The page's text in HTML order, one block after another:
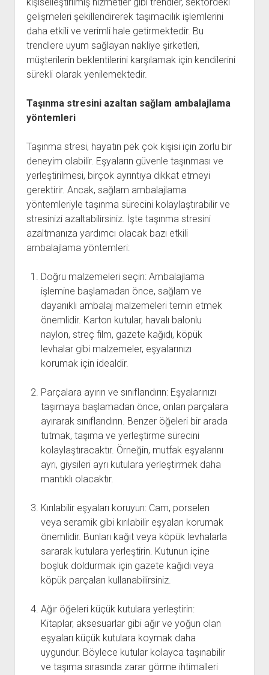
gelişmeleri şekillendirerek taşımacılık işlemlerini
daha etkili ve verimli hale getirmektedir. Bu
trendlere uyum sağlayan nakliye şirketleri,
müşterilerin beklentilerini karşılamak için kendilerini
sürekli olarak yenilemektedir.
Taşınma stresini azaltan sağlam ambalajlama
yöntemleri
Taşınma stresi, hayatın pek çok kişisi için zorlu bir
deneyim olabilir. Eşyaların güvenle taşınması ve
yerleştirilmesi, birçok ayrıntıya dikkat etmeyi
gerektirir. Ancak, sağlam ambalajlama
yöntemleriyle taşınma sürecini kolaylaştırabilir ve
stresinizi azaltabilirsiniz. İşte taşınma stresini
azaltmanıza yardımcı olacak bazı etkili
ambalajlama yöntemleri:
Doğru malzemeleri seçin: Ambalajlama
işlemine başlamadan önce, sağlam ve
dayanıklı ambalaj malzemeleri temin etmek
önemlidir. Karton kutular, havalı balonlu
naylon, streç film, gazete kağıdı, köpük
levhalar gibi malzemeler, eşyalarınızı
korumak için idealdir.
Parçalara ayırın ve sınıflandırın: Eşyalarınızı
taşımaya başlamadan önce, onları parçalara
ayırarak sınıflandırın. Benzer öğeleri bir arada
tutmak, taşıma ve yerleştirme sürecini
kolaylaştıracaktır. Örneğin, mutfak eşyalarını
ayrı, giysileri ayrı kutulara yerleştirmek daha
mantıklı olacaktır.
Kırılabilir eşyaları koruyun: Cam, porselen
veya seramik gibi kırılabilir eşyaları korumak
önemlidir. Bunları kağıt veya köpük levhalarla
sararak kutulara yerleştirin. Kutunun içine
boşluk doldurmak için gazete kağıdı veya
köpük parçaları kullanabilirsiniz.
Ağır öğeleri küçük kutulara yerleştirin:
Kitaplar, aksesuarlar gibi ağır ve yoğun olan
eşyaları küçük kutulara koymak daha
uygundur. Böylece kutular kolayca taşınabilir
ve taşıma sırasında zarar görme ihtimalleri